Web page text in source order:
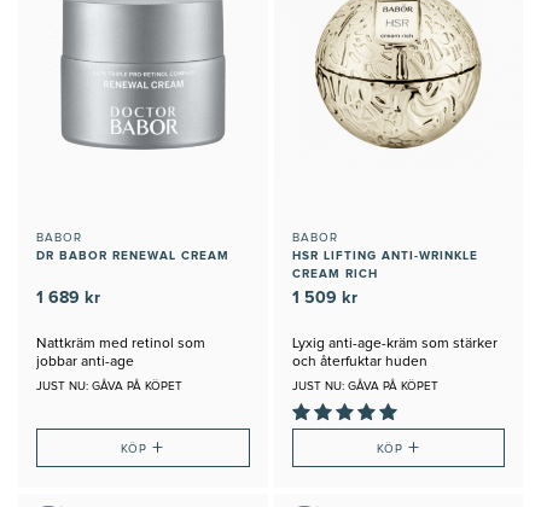
BABOR
DR BABOR RENEWAL CREAM
1 689 kr
Nattkräm med retinol som
jobbar anti-age
JUST NU: GÅVA PÅ KÖPET
KÖP+
BABOR
HSR LIFTING ANTI-WRINKLE
CREAM RICH
1 509 kr
Lyxig anti-age-kräm som stärker
och återfuktar huden
JUST NU: GÅVA PÅ KÖPET
KÖP +